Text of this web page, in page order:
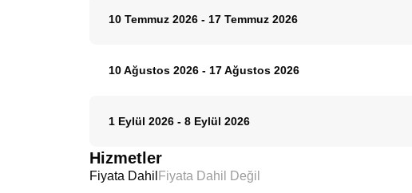
10 Temmuz 2026 - 17 Temmuz 2026
10 Ağustos 2026 - 17 Ağustos 2026
1 Eylül 2026 - 8 Eylül 2026
Hizmetler
Fiyata Dahil Fiyata Dahil Değil